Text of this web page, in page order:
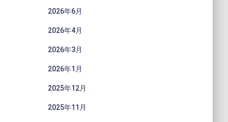
2026年6月
2026年4月
2026年3月
2026年1月
2025年12月
2025年11月